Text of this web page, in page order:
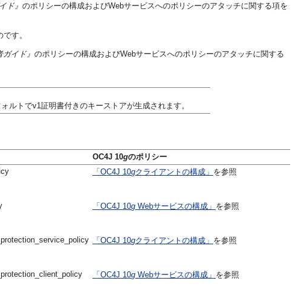
ド』 のポリシーの構成およびWebサービスへのポリシーのアタッチに関する項を
す。
イド』 のポリシーの構成およびWebサービスへのポリシーのアタッチに関する
ルトでv1証明書付きのキーストアが生成されます。
OC4J 10gのポリシー
「OC4J 10gクライアントの構成」 を参照
「OC4J 10g Webサービスの構成」 を参照
「OC4J 10gクライアントの構成」 を参照
「OC4J 10g Webサービスの構成」 を参照